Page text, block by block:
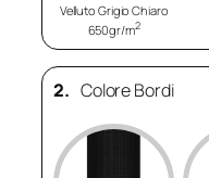
Velluto Grigio Chiaro
650gr/m2
2. Colore Bordi